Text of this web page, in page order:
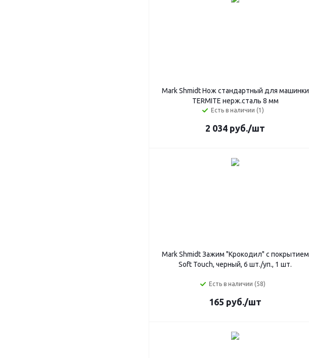
Mark Shmidt Нож стандартный для машинки
TERMITE нерж.сталь 8 мм
Есть в наличии (1)
2 034 руб./шт
Mark Shmidt Зажим "Крокодил" с покрытием
Soft Touch, черный, 6 шт./уп., 1 шт.
Есть в наличии (58)
165 руб./шт